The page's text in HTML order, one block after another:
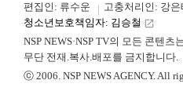
편집인: 류수운
고충처리인: 강은
청소년보호책임자: 김승철 launch
NSP NEWS·NSP TV의 모든 콘텐
무단 전재.복사.배포를 금지합니다.
ⓒ 2006. NSP NEWS AGENCY. All